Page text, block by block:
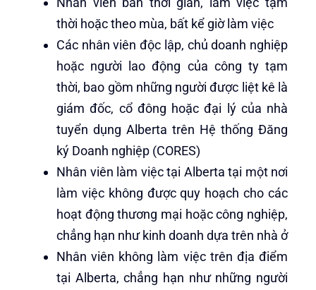
thời hoặc theo mùa, bất kể giờ làm việc
Các nhân viên độc lập, chủ doanh nghiệp
hoặc người lao động của công ty tạm
thời, bao gồm những người được liệt kê là
giám đốc, cổ đông hoặc đại lý của nhà
tuyển dụng Alberta trên Hệ thống Đăng
ký Doanh nghiệp (CORES)
Nhân viên làm việc tại Alberta tại một nơi
làm việc không được quy hoạch cho các
hoạt động thương mại hoặc công nghiệp,
chẳng hạn như kinh doanh dựa trên nhà ở
Nhân viên không làm việc trên địa điểm
tại Alberta, chẳng hạn như những người